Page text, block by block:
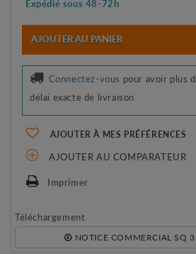
Expédié sous 48-72h
AJOUTER AU PANIER
Connectez-vous pour avoir plus
délai exacte de livraison
AJOUTER À MES PRÉFÉRENCES
AJOUTER AU COMPARATEUR
Imprimer
Téléchargement
NOTICE COMMERCIAL SQ